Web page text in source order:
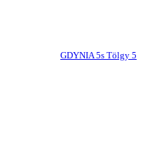
GDYNIA 5s Tölgy 5